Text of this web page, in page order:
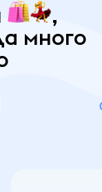
,
много